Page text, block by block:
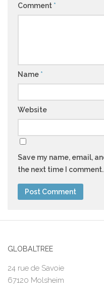
Comment *
Name *
Website
Save my name, email,
the next time I comment.
GLOBALTREE
24 rue de Savoie
67120 Molsheim